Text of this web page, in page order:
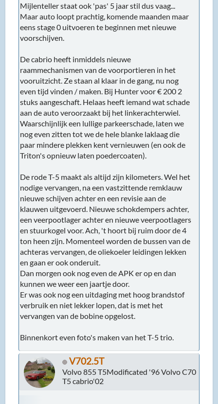
Mijlenteller staat ook 'pas' 5 jaar stil dus vaag...
Maar auto loopt prachtig, komende maanden maar
eens stage 0 uitvoeren te beginnen met nieuwe
voorschijven.
De cabrio heeft inmiddels nieuwe
raammechanismen van de voorportieren in het
vooruitzicht. Ze staan al klaar in de gang, nu nog
even tijd vinden / maken. Bij Hunter voor € 200 2
stuks aangeschaft. Helaas heeft iemand wat schade
aan de auto veroorzaakt bij het linkerachterwiel.
Waarschijnlijk een lullige parkeerschade, laten we
nog even zitten tot we de hele blanke laklaag die
paar mindere plekken kent vernieuwen (en ook de
Triton's opnieuw laten poedercoaten).
De rode T-5 maakt als altijd zijn kilometers. Wel het
nodige vervangen, na een vastzittende remklauw
nieuwe schijven achter en een revisie aan de
klauwen uitgevoerd. Nieuwe schokdempers achter,
een veerpootlager achter en nieuwe veerpootlagers
en stuurkogel voor. Ach, 't hoort bij ruim door de 4
ton heen zijn. Momenteel worden de bussen van de
achteras vervangen, de oliekoeler leidingen lekken
en gaan er ook onderuit.
Dan morgen ook nog even de APK er op en dan
kunnen we weer een jaartje door.
Er was ook nog een uitdaging met hoog brandstof
verbruik en niet lekker lopen, dat is met het
vervangen van de bobine opgelost.
Binnenkort even foto's maken van het T-5 trio.
V702.5T
Volvo 855 T5Modificated '96 Volvo C70
T5 cabrio'02